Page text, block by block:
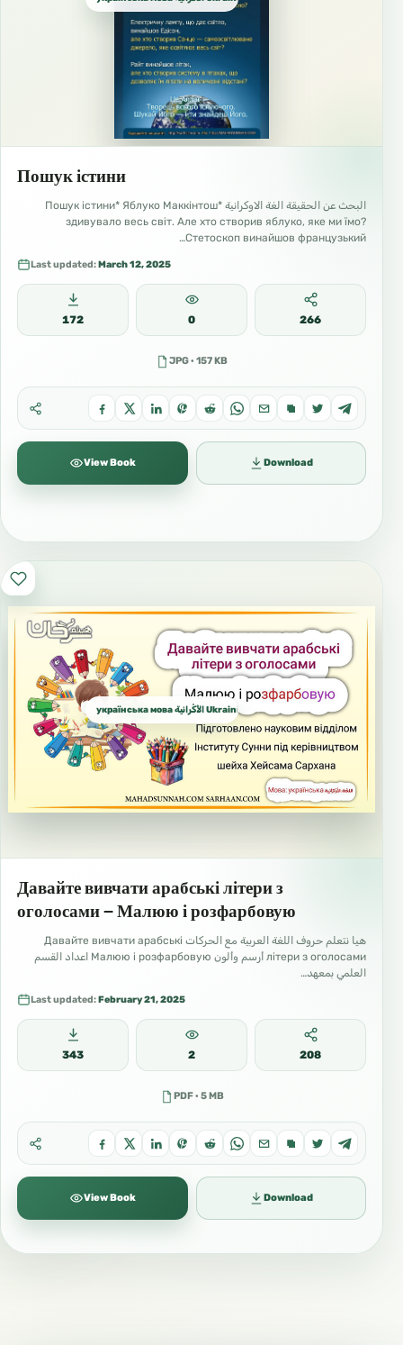
Пошук істини
البحث عن الحقيقة الغة الاوكرانية *Пошук істини* Яблуко Маккінтош
здивувало весь світ. Але хто створив яблуко, яке ми їмо?
Стетоскоп винайшов французький…
Last updated:March 12, 2025
172 0 266
JPG · 157 KB
View Book Download
українська мова الأُكْرانية Ukrainian الأوكرانية
Давайте вивчати арабські літери з
оголосами – Малюю і розфарбовую
هيا نتعلم حروف اللغة العربية مع الحركات Давайте вивчати арабські
літери з оголосами أرسم وألون Малюю і розфарбовую اعداد القسم
العلمي بمعهد…
Last updated:February 21, 2025
343 2 208
PDF · 5 MB
View Book Download